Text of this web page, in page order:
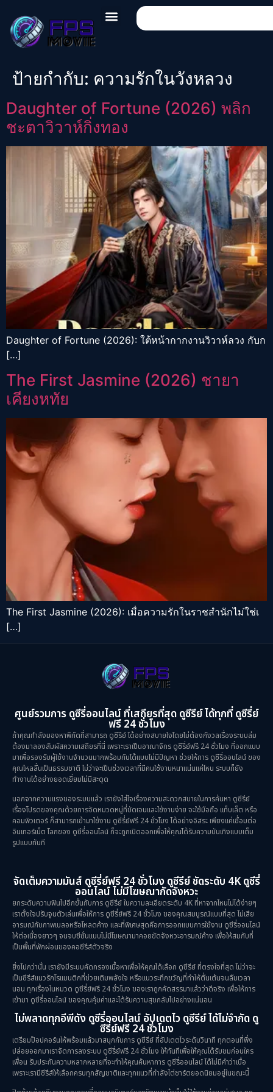
ป้ายกำกับ: ความรักในวังหลวง
Daughter of Fortune (2026) พลิก
ชะตาวิวาห์กิ่งทอง
Daughter of Fortune (2026): ใต้หน้ากากงานวิวาห์ลวง กับก
[…]
The First Jasmine (2026) ชายา
เคียงหทัย
The First Jasmine (2026): เมื่อความรักในราชสำนักไม่ใช่เ
[…]
ศูนย์รวมการ ดูซีรี่ออนไลน์ ที่เสถียรที่สุด ดูซีรีย์ ได้ทุกที่ ดูซีรี่ย์
ฟรี 24 ชั่วโมง
ถ้าคุณกำลังมองหาพิกัดที่สามารถ ดูซีรีย์ ได้อย่างสบายใจโดยไม่ต้องกังวลเรื่องระบบล่ม
ต้องมาลองสัมผัสความเสถียรที่นี่ เพราะเราเป็นอาณาจักร ดูซีรี่ย์ฟรี 24 ชั่วโมง ที่ออกแบบ
มาเพื่อรองรับผู้ใช้งานจำนวนมากพร้อมกันได้แบบไม่มีปัญหา ช่วยให้การ ดูซีรี่ออนไลน์ ของ
คุณไหลลื่นเป็นธรรมชาติ ไม่ว่าจะเป็นช่วงเวลาที่มีคนใช้งานหนาแน่นแค่ไหน ระบบก็ยัง
ทำงานได้อย่างยอดเยี่ยมไม่มีสะดุด
นอกจากความแรงของระบบแล้ว เรายังใส่ใจเรื่องความสะดวกสบายในการค้นหา ดูซีรีย์
เรื่องโปรดของคุณด้วยการจัดหมวดหมู่ที่ชัดเจนและใช้งานง่าย จะใช้มือถือ แท็บเล็ต หรือ
คอมพิวเตอร์ ก็สามารถเข้ามาใช้งาน ดูซีรี่ย์ฟรี 24 ชั่วโมง ได้อย่างอิสระ เพียงแค่เชื่อมต่อ
อินเทอร์เน็ต โลกของ ดูซีรี่ออนไลน์ ก็จะถูกเปิดออกเพื่อให้คุณได้รับความบันเทิงแบบเต็ม
รูปแบบทันที
จัดเต็มความมันส์ ดูซีรี่ย์ฟรี 24 ชั่วโมง ดูซีรีย์ ชัดระดับ 4K ดูซีรี่
ออนไลน์ ไม่มีโฆษณากัดจังหวะ
ยกระดับความฟินไปอีกขั้นกับการ ดูซีรีย์ ในความละเอียดระดับ 4K ที่หาจากไหนไม่ได้ง่ายๆ
เราตั้งใจปรับจูนตัวเล่นเพื่อให้การ ดูซีรี่ย์ฟรี 24 ชั่วโมง ของคุณสมบูรณ์แบบที่สุด ไม่เสีย
อารมณ์กับภาพเบลอหรือโหลดค้าง และที่พิเศษสุดคือการออกแบบการใช้งาน ดูซีรี่ออนไลน์
ให้ต่อเนื่องยาวๆ จนจบซีซั่นแบบไม่มีโฆษณามาคอยขัดจังหวะอารมณ์ค้าง เพื่อให้สมกับที่
เป็นพื้นที่พักผ่อนของคอซีรีส์ตัวจริง
ยิ่งไปกว่านั้น เรายังมีระบบคัดกรองเนื้อหาเพื่อให้คุณได้เลือก ดูซีรีย์ ที่ตรงใจที่สุด ไม่ว่าจะ
เป็นซีรีส์แนวรักโรแมนติกที่ช่วยเติมพลังใจ หรือแนวระทึกขวัญที่ทำให้ตื่นเต้นจนลืมเวลา
นอน ทุกเรื่องในหมวด ดูซีรี่ย์ฟรี 24 ชั่วโมง ของเราถูกคัดสรรมาแล้วว่าดีจริง เพื่อให้การ
เข้ามา ดูซีรี่ออนไลน์ ของคุณคุ้มค่าและได้รับความสุขกลับไปอย่างแน่นอน
ไม่พลาดทุกอีพีดัง ดูซีรี่ออนไลน์ อัปเดตไว ดูซีรีย์ ได้ไม่จำกัด ดู
ซีรี่ย์ฟรี 24 ชั่วโมง
เตรียมป๊อปคอร์นให้พร้อมแล้วมาสนุกกับการ ดูซีรีย์ ที่อัปเดตไวระดับวินาที ทุกตอนที่พึ่ง
ปล่อยออกมาเราจัดการลงระบบ ดูซีรี่ย์ฟรี 24 ชั่วโมง ให้ทันทีเพื่อให้คุณได้รับชมก่อนใคร
เพื่อน รับประกันความหลากหลายที่จะทำให้คุณค้นหาการ ดูซีรี่ออนไลน์ ได้ไม่มีคำว่าเบื่อ
เพราะเรามีซีรีส์ให้เลือกครบทุกสัญชาติและทุกแนวที่กำลังไต่ชาร์ตยอดนิยมอยู่ในขณะนี้